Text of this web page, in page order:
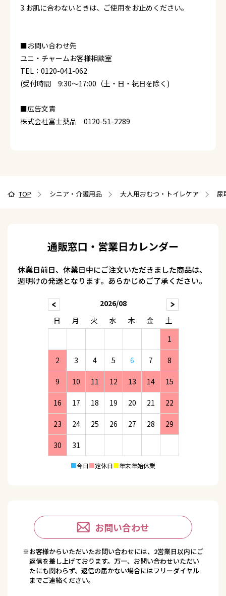
3.お肌に合わないときは、ご使用をお止めください。
■お問い合わせ先
ユニ・チャームお客様相談室
TEL：0120-041-062
(受付時間 9:30～17:00（土・日・祝日を除く)
■広告文責
株式会社富士薬品 0120-51-2289
TOP シニア・介護用品 大人用おむつ・トイレケア 尿
通販窓口・営業日カレンダー
休業日前日、休業日中にご注文いただきました商品は、
週明けの発送となります。あらかじめご了承ください。
2026/08
日
月 火 水 木 金
土
1
2 3 4 5 6 7 8
9 10 11 12 13 14 15
16 17 18 19 20 21 22
23 24 25 26 27 28 29
30 31
■今日■定休日■年末年始休業
お問い合わせ
※お客様からいただいたお問い合わせには、2営業日以内にご
返信を差し上げております。万一、お問い合わせいただい
たにも関わらず、返信の届かない場合にはフリーダイヤル
までご連絡ください。